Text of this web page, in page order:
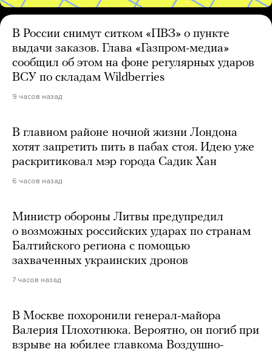
В России снимут ситком «ПВЗ» о пункте
выдачи заказов. Глава «Газпром-медиа»
сообщил об этом на фоне регулярных ударов
ВСУ по складам Wildberries
9 часов назад
В главном районе ночной жизни Лондона
хотят запретить пить в пабах стоя. Идею уже
раскритиковал мэр города Садик Хан
6 часов назад
Министр обороны Литвы предупредил
о возможных российских ударах по странам
Балтийского региона с помощью
захваченных украинских дронов
7 часов назад
В Москве похоронили генерал-майора
Валерия Плохотнюка. Вероятно, он погиб при
взрыве на юбилее главкома Воздушно-